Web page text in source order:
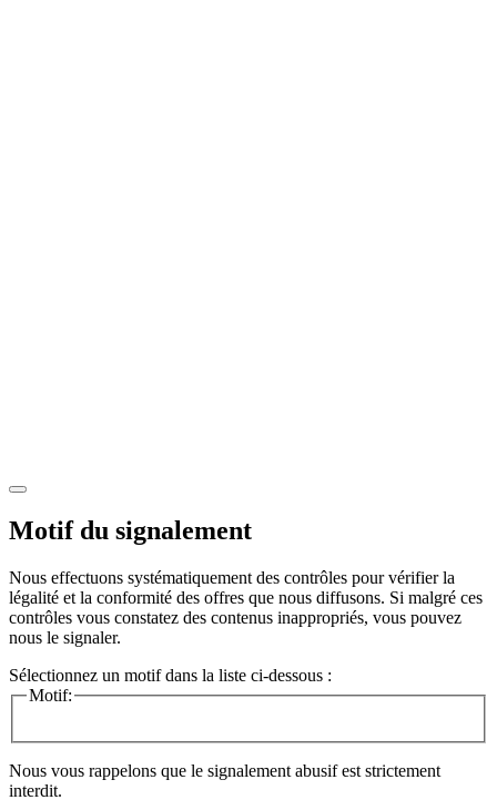
Motif du signalement
Nous effectuons systématiquement des contrôles pour vérifier la
légalité et la conformité des offres que nous diffusons. Si malgré ces
contrôles vous constatez des contenus inappropriés, vous pouvez
nous le signaler.
Sélectionnez un motif dans la liste ci-dessous :
Motif:
Nous vous rappelons que le signalement abusif est strictement
interdit.